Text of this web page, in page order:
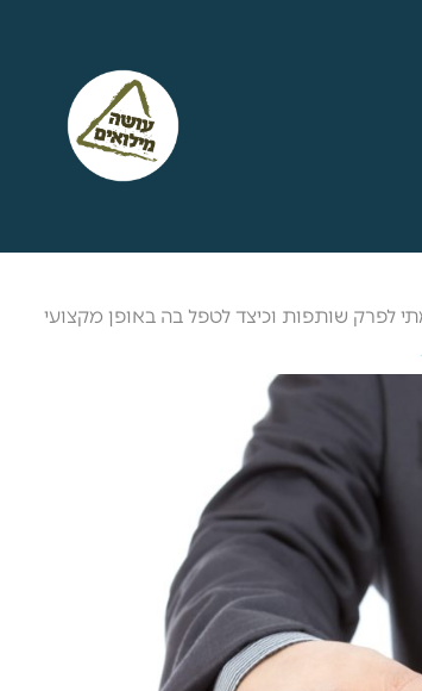
לפרק שותפות וכיצד לטפל בה באופן מקצועי